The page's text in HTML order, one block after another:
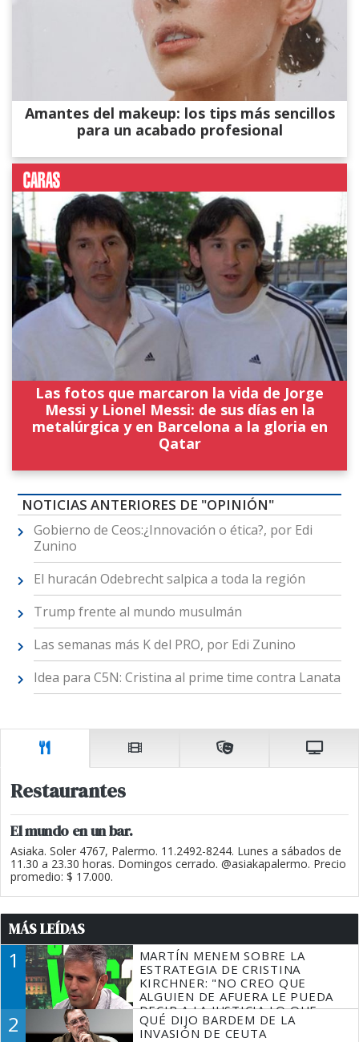
Amantes del makeup: los tips más sencillos
para un acabado profesional
Las fotos que marcaron la vida de Jorge
Messi y Lionel Messi: de sus días en la
metalúrgica y en Barcelona a la gloria en
Qatar
NOTICIAS ANTERIORES DE "OPINIÓN"
Gobierno de Ceos:¿Innovación o ética?, por Edi
Zunino
El huracán Odebrecht salpica a toda la región
Trump frente al mundo musulmán
Las semanas más K del PRO, por Edi Zunino
Idea para C5N: Cristina al prime time contra Lanata
Restaurantes
El mundo en un bar.
Asiaka. Soler 4767, Palermo. 11.2492-8244. Lunes a sábados de
11.30 a 23.30 horas. Domingos cerrado. @asiakapalermo. Precio
promedio: $ 17.000.
MÁS LEÍDAS
1
MARTÍN MENEM SOBRE LA
ESTRATEGIA DE CRISTINA
KIRCHNER: "NO CREO QUE
ALGUIEN DE AFUERA LE PUEDA
DECIR A LA JUSTICIA LO QUE
TIENE QUE HACER"
2
QUÉ DIJO BARDEM DE LA
INVASIÓN DE CEUTA